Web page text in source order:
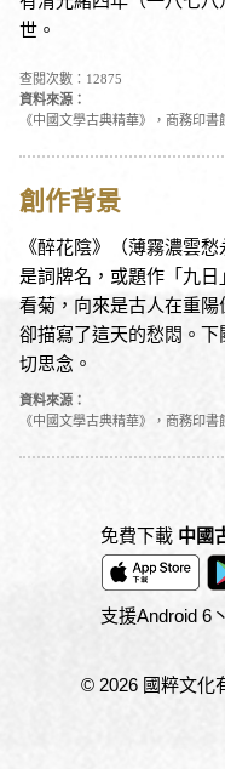
世。
查閱次數：12875
資料來源：
《中國文學古典精華》，商務印書
創作背景
《醉花陰》（薄霧濃雲
是詞牌名，或題作「九
看菊，向來是古人在重
卻描寫了這天的愁悶。
切思念。
資料來源：
《中國文學古典精華》，商務印書
免費下載 中國
支援Android 6
© 2026 國粹文化